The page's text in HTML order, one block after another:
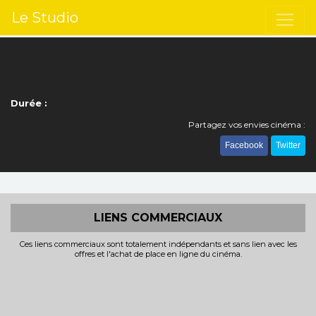
Le Studio
Durée :
Partagez vos envies cinéma :
Facebook Twitter
LIENS COMMERCIAUX
Ces liens commerciaux sont totalement indépendants et sans lien avec les
offres et l'achat de place en ligne du cinéma.